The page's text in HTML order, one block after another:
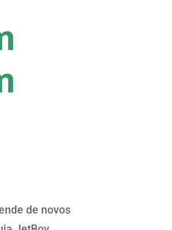
de novos